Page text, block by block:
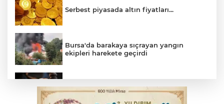
Serbest piyasada altın fiyatları...
Bursa'da barakaya sıçrayan yangın
ekipleri harekete geçirdi
Yargıtay’dan primle çalışanlara müjde